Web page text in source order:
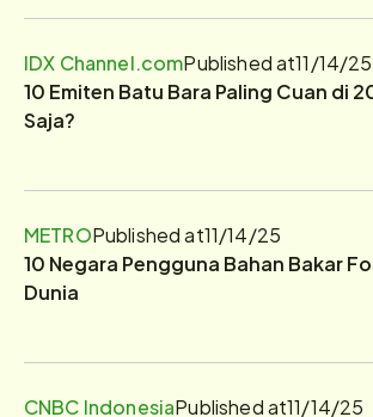
IDX Channel.comPublished at11/14/25
10 Emiten Batu Bara Paling Cuan di
Saja?
METROPublished at11/14/25
10 Negara Pengguna Bahan Bakar
Dunia
CNBC IndonesiaPublished at11/14/25